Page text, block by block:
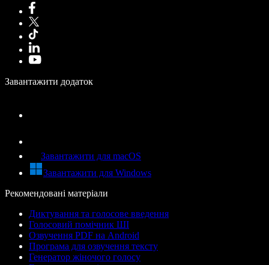
Завантажити додаток
Завантажити для macOS
Завантажити для Windows
Рекомендовані матеріали
Диктування та голосове введення
Голосовий помічник ШІ
Озвучення PDF на Android
Програма для озвучення тексту
Генератор жіночого голосу